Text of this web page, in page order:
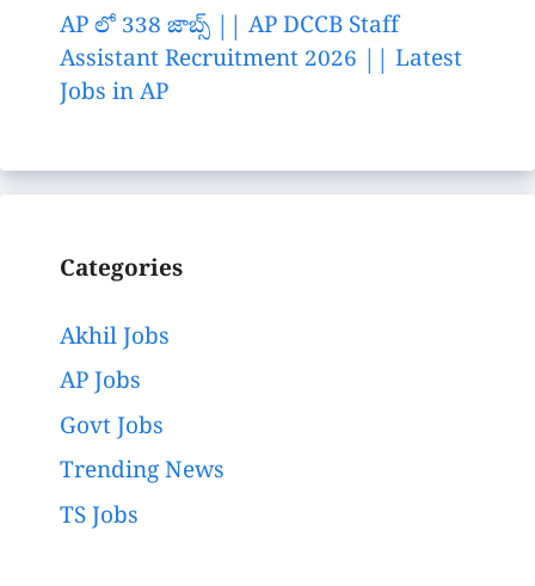
AP లో 338 జాబ్స్ || AP DCCB Staff
Assistant Recruitment 2026 || Latest
Jobs in AP
Categories
Akhil Jobs
AP Jobs
Govt Jobs
Trending News
TS Jobs